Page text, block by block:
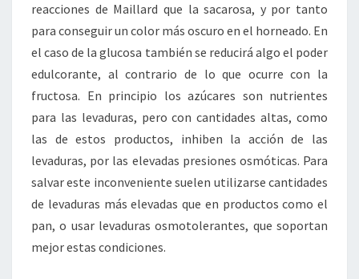
reacciones de Maillard que la sacarosa, y por tanto
para conseguir un color más oscuro en el horneado. En
el caso de la glucosa también se reducirá algo el poder
edulcorante, al contrario de lo que ocurre con la
fructosa. En principio los azúcares son nutrientes
para las levaduras, pero con cantidades altas, como
las de estos productos, inhiben la acción de las
levaduras, por las elevadas presiones osmóticas. Para
salvar este inconveniente suelen utilizarse cantidades
de levaduras más elevadas que en productos como el
pan, o usar levaduras osmotolerantes, que soportan
mejor estas condiciones.